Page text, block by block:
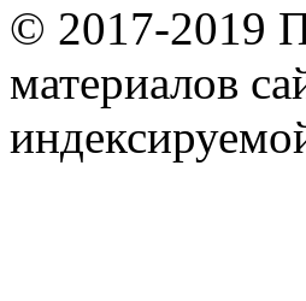
© 2017-2019
материалов